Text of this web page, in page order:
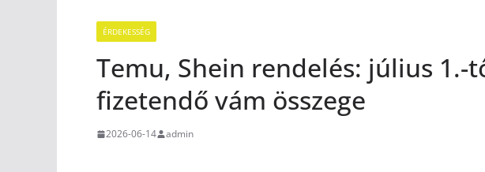
ÉRDEKESSÉG
Temu, Shein rendelés: július 1.-
fizetendő vám összege
2026-06-14 admin